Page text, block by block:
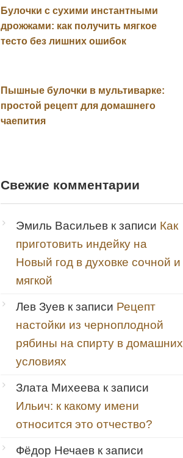
Булочки с сухими инстантными
дрожжами: как получить мягкое
тесто без лишних ошибок
Пышные булочки в мультиварке:
простой рецепт для домашнего
чаепития
Свежие комментарии
Эмиль Васильев к записи Как
приготовить индейку на
Новый год в духовке сочной и
мягкой
Лев Зуев к записи Рецепт
настойки из черноплодной
рябины на спирту в домашних
условиях
Злата Михеева к записи
Ильич: к какому имени
относится это отчество?
Фёдор Нечаев к записи